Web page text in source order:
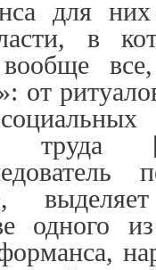
для
в
от
труда
одного